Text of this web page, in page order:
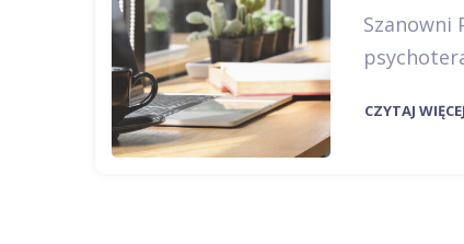
Szanowni
CZYTAJ WIĘCEJ